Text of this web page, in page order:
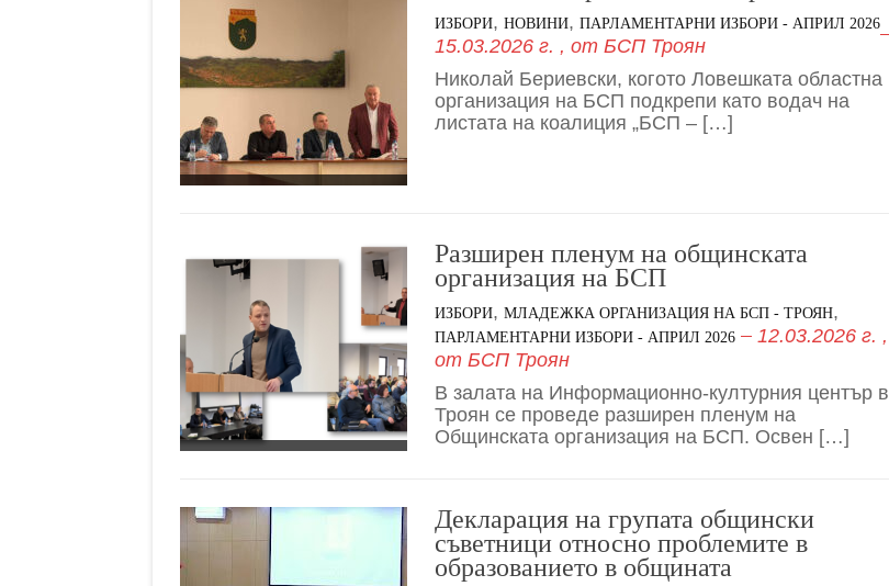
ИЗБОРИ, НОВИНИ, ПАРЛАМЕНТАРНИ ИЗБОРИ - АПРИЛ 2026
15.03.2026 г. , от БСП Троян
Николай Бериевски, когото Ловешката областна
организация на БСП подкрепи като водач на
листата на коалиция „БСП – […]
Разширен пленум на общинската
организация на БСП
ИЗБОРИ, МЛАДЕЖКА ОРГАНИЗАЦИЯ НА БСП - ТРОЯН,
ПАРЛАМЕНТАРНИ ИЗБОРИ - АПРИЛ 2026 12.03.2026 г. ,
от БСП Троян
В залата на Информационно-културния център в
Троян се проведе разширен пленум на
Общинската организация на БСП. Освен […]
Декларация на групата общински
съветници относно проблемите в
образованието в общината